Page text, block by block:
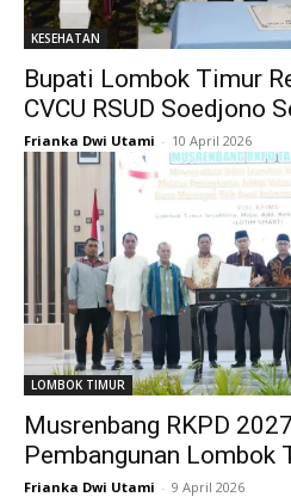
KESEHATAN
Bupati Lombok Timur
CVCU RSUD Soedjono
Frianka Dwi Utami - 10 April 2026
LOMBOK TIMUR
Musrenbang RKPD
Pembangunan Lombok
Frianka Dwi Utami - 9 April 2026